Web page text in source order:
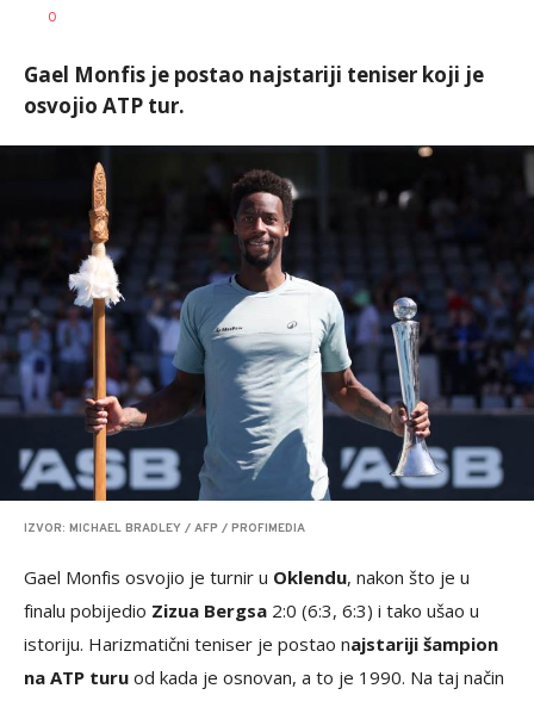
AUTOR
0
Gael Monfis je postao najstariji teniser koji je
osvojio ATP tur.
IZVOR: MICHAEL BRADLEY / AFP / PROFIMEDIA
Gael Monfis osvojio je turnir u Oklendu, nakon što je u
finalu pobijedio Zizua Bergsa 2:0 (6:3, 6:3) i tako ušao u
istoriju. Harizmatični teniser je postao najstariji šampion
na ATP turu od kada je osnovan, a to je 1990. Na taj način